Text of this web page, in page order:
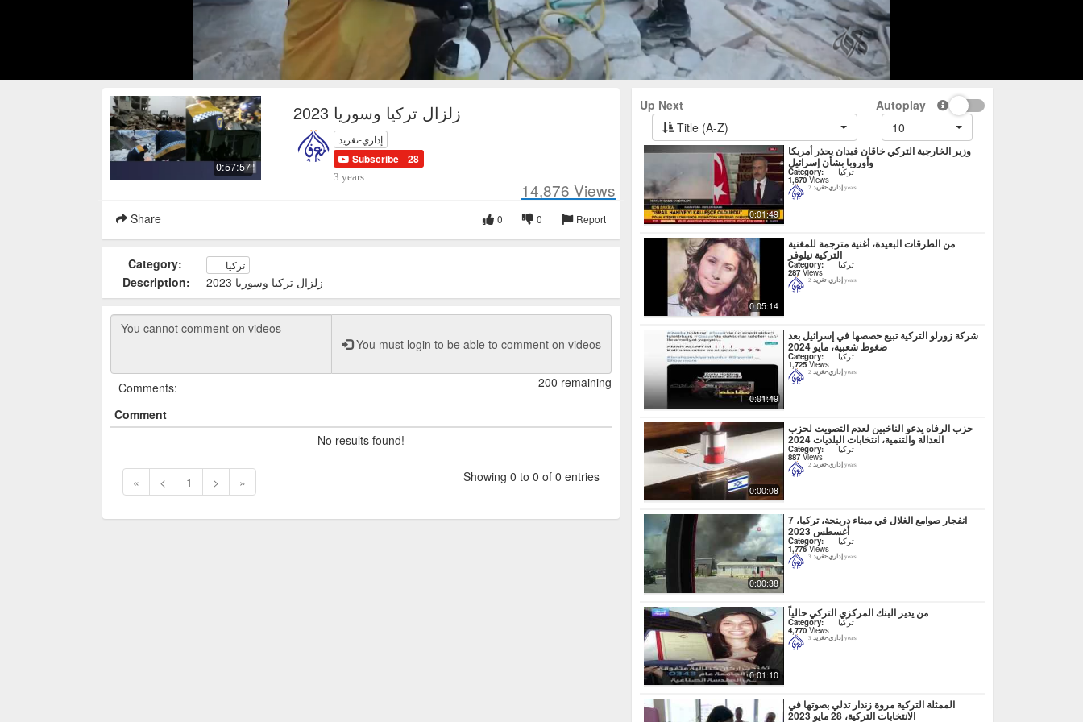
0:57:57
زلزال تركيا وسوريا 2023
إداري-تغريد
Subscribe 28
3 years
14,876 Views
Share Report
0
0
Category: تركيا
Description: زلزال تركيا وسوريا 2023
You must login to be able to comment on videos
200 remaining
Comments:
Comment
No results found!
« < 1 > » Showing 0 to 0 of 0 entries
Up Next
Autoplay
Title (A-Z)
10
0:01:49
وزير الخارجية التركي خاقان فيدان يحذر أمريكا
وأوروبا بشأن إسرائيل
Category: تركيا
1,670Views
إداري-تغريد 2 years
0:05:14
من الطرقات البعيدة، أغنية مترجمة للمغنية
التركية نيلوفر
Category: تركيا
287Views
إداري-تغريد 2 years
0:01:49
شركة زورلو التركية تبيع حصصها في إسرائيل بعد
ضغوط شعبية، مايو 2024
Category: تركيا
1,725Views
إداري-تغريد 2 years
0:00:08
حزب الرفاه يدعو الناخبين لعدم التصويت لحزب
العدالة والتنمية، انتخابات البلديات 2024
Category: تركيا
887Views
إداري-تغريد 2 years
0:00:38
انفجار صوامع الغلال في ميناء درينجة، تركيا، 7
أغسطس 2023
Category: تركيا
1,776Views
إداري-تغريد 3 years
0:01:10
من يدير البنك المركزي التركي حالياً
Category: تركيا
4,770Views
إداري-تغريد 3 years
الممثلة التركية مروة زندار تدلي بصوتها في
الانتخابات التركية، 28 مايو 2023